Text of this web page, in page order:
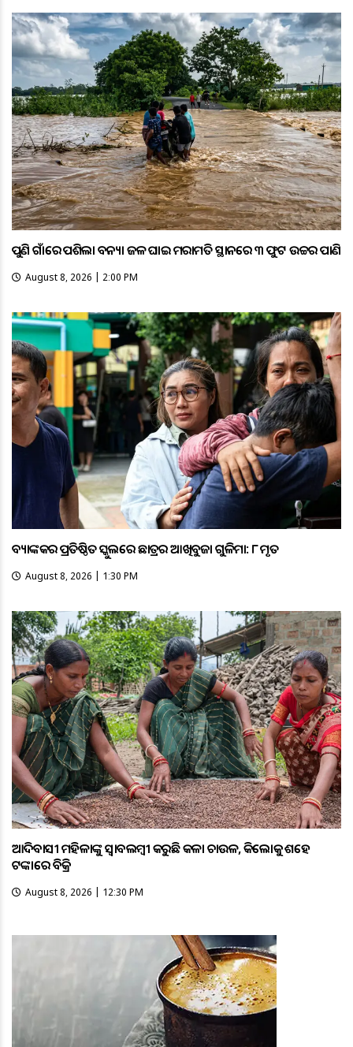
ପୁଣି ଗାଁରେ ପଶିଲା ବନ୍ୟା ଜଳ ଘାଇ ମରାମତି ସ୍ଥାନରେ ୩ ଫୁଟ ଉଚ୍ଚର ପାଣି
August 8, 2026 | 2:00 PM
ବ୍ୟାଙ୍କକର ପ୍ରତିଷ୍ଠିତ ସ୍କୁଲରେ ଛାତ୍ରର ଆଖିବୁଜା ଗୁଳିମାଡ଼: ୮ ମୃତ
August 8, 2026 | 1:30 PM
ଆଦିବାସୀ ମହିଳାଙ୍କୁ ସ୍ଵାବଲମ୍ଵୀ କରୁଛି କଳା ଚାଉଳ, କିଲୋକୁ ଶହେ
ଟଙ୍କାରେ ବିକ୍ରି
August 8, 2026 | 12:30 PM